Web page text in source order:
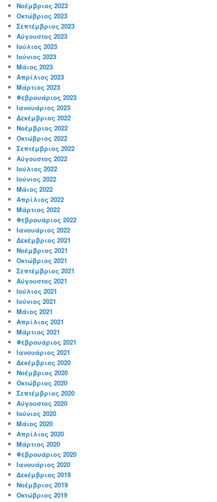
Νοέμβριος 2023
Οκτώβριος 2023
Σεπτέμβριος 2023
Αύγουστος 2023
Ιούλιος 2023
Ιούνιος 2023
Μάιος 2023
Απρίλιος 2023
Μάρτιος 2023
Φεβρουάριος 2023
Ιανουάριος 2023
Δεκέμβριος 2022
Νοέμβριος 2022
Οκτώβριος 2022
Σεπτέμβριος 2022
Αύγουστος 2022
Ιούλιος 2022
Ιούνιος 2022
Μάιος 2022
Απρίλιος 2022
Μάρτιος 2022
Φεβρουάριος 2022
Ιανουάριος 2022
Δεκέμβριος 2021
Νοέμβριος 2021
Οκτώβριος 2021
Σεπτέμβριος 2021
Αύγουστος 2021
Ιούλιος 2021
Ιούνιος 2021
Μάιος 2021
Απρίλιος 2021
Μάρτιος 2021
Φεβρουάριος 2021
Ιανουάριος 2021
Δεκέμβριος 2020
Νοέμβριος 2020
Οκτώβριος 2020
Σεπτέμβριος 2020
Αύγουστος 2020
Ιούνιος 2020
Μάιος 2020
Απρίλιος 2020
Μάρτιος 2020
Φεβρουάριος 2020
Ιανουάριος 2020
Δεκέμβριος 2019
Νοέμβριος 2019
Οκτώβριος 2019